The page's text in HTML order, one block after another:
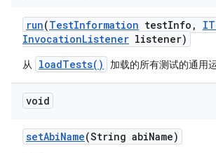
run(TestInformation testInfo ,
InvocationListener listener)
从 loadTests() 加载的所有测试的通用
void
setAbiName(String abiName)